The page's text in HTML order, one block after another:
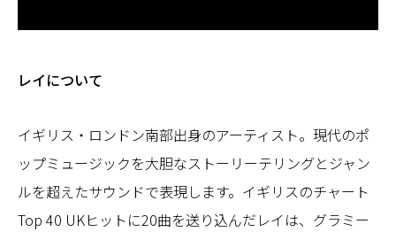
レイについて
イギリス・ロンドン南部出身のアーティスト。現代のポ
ップミュージックを大胆なストーリーテリングとジャン
ルを超えたサウンドで表現します。イギリスのチャート
Top 40 UKヒットに20曲を送り込んだレイは、グラミー